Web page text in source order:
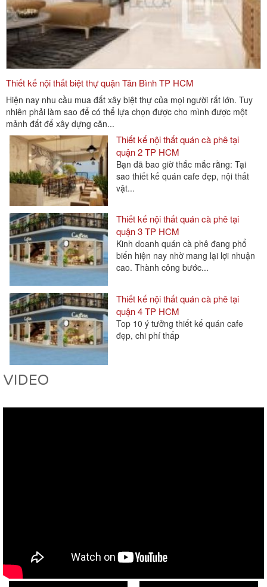
Thiết kế nội thất biệt thự quận Tân Bình TP HCM
Hiện nay nhu cầu mua đất xây biệt thự của mọi người rất lớn. Tuy
nhiên phải làm sao để có thể lựa chọn được cho mình được một
mảnh đất để xây dựng căn...
Thiết kế nội thất quán cà phê tại
Bước đầu trong việc kinh doanh quán
cà phê thì việc thiết kế nội thất quán
quận 2 TP HCM
Bạn đã bao giờ thắc mắc rằng: Tại
sao thiết kế quán cafe đẹp, nội thất
vật...
quận 3 TP HCM
Kinh doanh quán cà phê đang phổ
biến hiện nay nhờ mang lại lợi nhuận
cao. Thành công bước...
quận 4 TP HCM
Top 10 ý tưởng thiết kế quán cafe
đẹp, chi phí thấp
ngay từ đầu nếu có...
không hai” tại Việt Nam
VIDEO